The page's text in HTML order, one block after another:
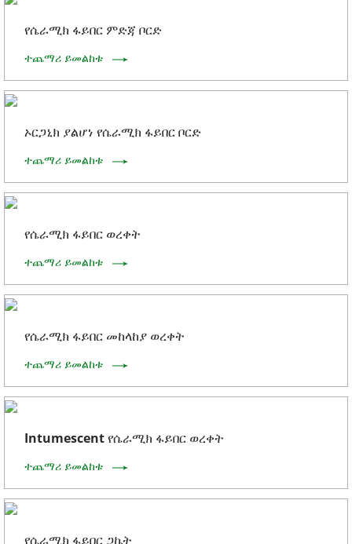
የሴራሚክ ፋይበር ምድጃ ቦርድ
ተጨማሪ ይመልከቱ
ኦርጋኒክ ያልሆነ የሴራሚክ ፋይበር ቦርድ
ተጨማሪ ይመልከቱ
የሴራሚክ ፋይበር ወረቀት
ተጨማሪ ይመልከቱ
የሴራሚክ ፋይበር መከላከያ ወረቀት
ተጨማሪ ይመልከቱ
Intumescent የሴራሚክ ፋይበር ወረቀት
ተጨማሪ ይመልከቱ
የሴራሚክ ፋይበር ጋኬት